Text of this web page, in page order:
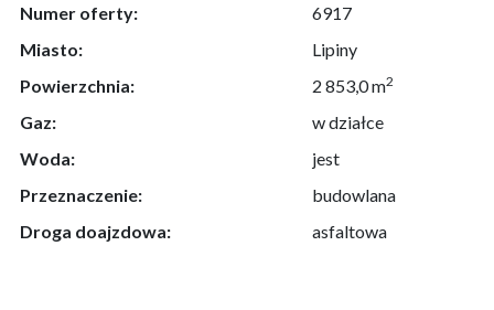
Numer oferty:
6917
Miasto:
Lipiny
Powierzchnia:
2 853,0 m2
Gaz:
w działce
Woda:
jest
Przeznaczenie:
budowlana
Droga doajzdowa:
asfaltowa